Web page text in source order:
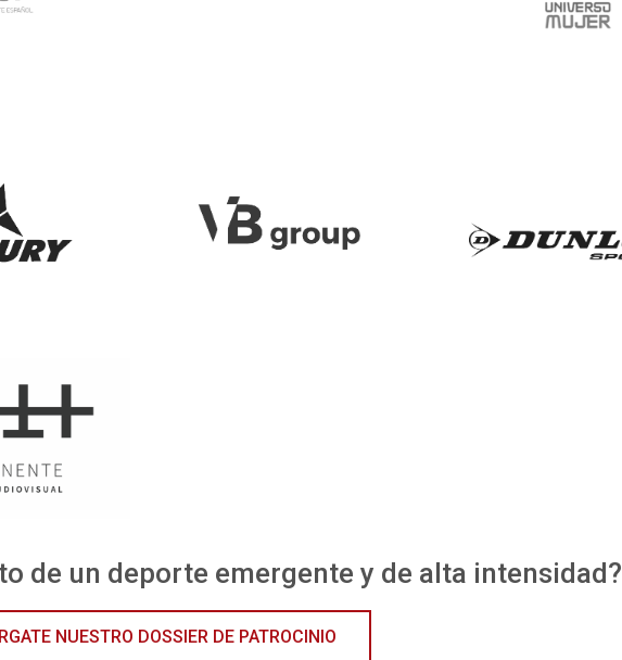
de un deporte emergente y de alta intensidad?
NUESTRO DOSSIER DE PATROCINIO